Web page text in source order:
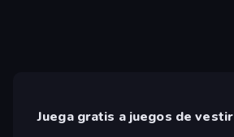
Juega gratis a juegos de vestir